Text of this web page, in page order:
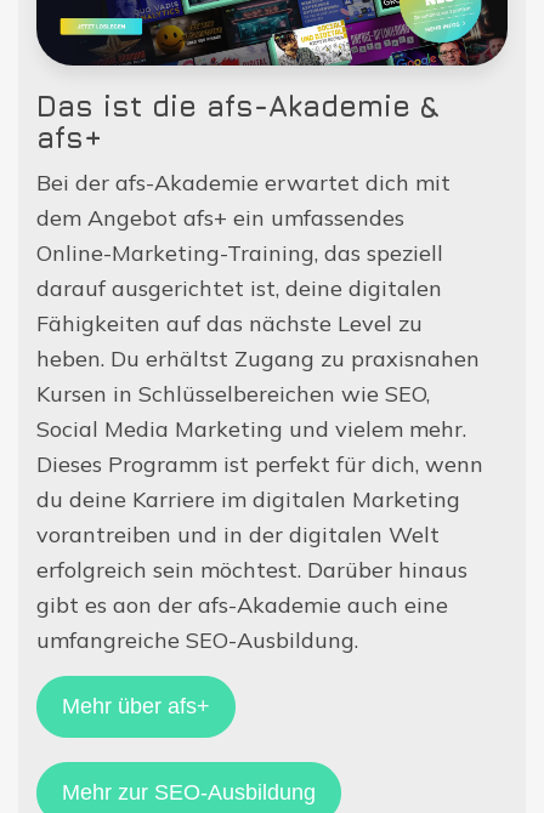
Das ist die afs-Akademie &
afs+
Bei der afs-Akademie erwartet dich mit
dem Angebot afs+ ein umfassendes
Online-Marketing-Training, das speziell
darauf ausgerichtet ist, deine digitalen
Fähigkeiten auf das nächste Level zu
heben. Du erhältst Zugang zu praxisnahen
Kursen in Schlüsselbereichen wie SEO,
Social Media Marketing und vielem mehr.
Dieses Programm ist perfekt für dich, wenn
du deine Karriere im digitalen Marketing
vorantreiben und in der digitalen Welt
erfolgreich sein möchtest. Darüber hinaus
gibt es aon der afs-Akademie auch eine
umfangreiche SEO-Ausbildung.
Mehr über afs+
Mehr zur SEO-Ausbildung